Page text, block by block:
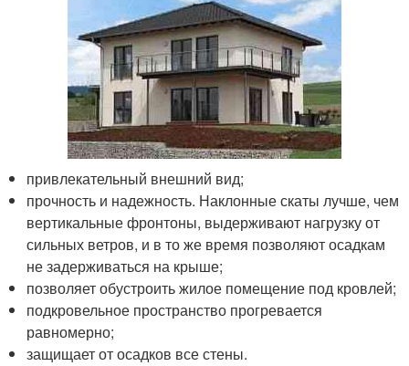
привлекательный внешний вид;
прочность и надежность. Наклонные скаты лучше, чем
вертикальные фронтоны, выдерживают нагрузку от
сильных ветров, и в то же время позволяют осадкам
не задерживаться на крыше;
позволяет обустроить жилое помещение под кровлей;
подкровельное пространство прогревается
равномерно;
защищает от осадков все стены.